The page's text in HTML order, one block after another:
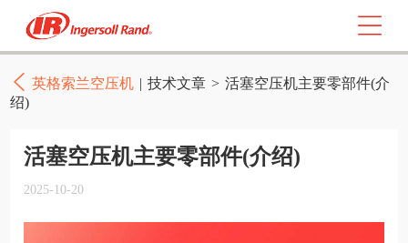
英格索兰空压机 | 技术文章 > 活塞空压机主要零部件(介
绍)
活塞空压机主要零部件(介绍)
2025-10-20